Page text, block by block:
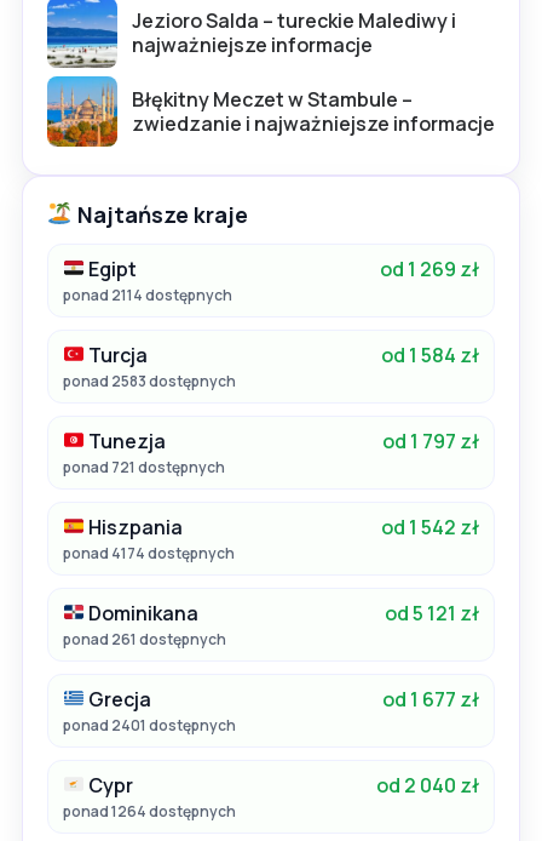
Jezioro Salda – tureckie Malediwy i
najważniejsze informacje
Błękitny Meczet w Stambule –
zwiedzanie i najważniejsze informacje
Najtańsze kraje
Egipt od 1 269 zł
ponad 2114 dostępnych
Turcja od 1 584 zł
ponad 2583 dostępnych
Tunezja od 1 797 zł
ponad 721 dostępnych
Hiszpania od 1 542 zł
ponad 4174 dostępnych
Dominikana od 5 121 zł
ponad 261 dostępnych
Grecja od 1 677 zł
ponad 2401 dostępnych
Cypr od 2 040 zł
ponad 1264 dostępnych